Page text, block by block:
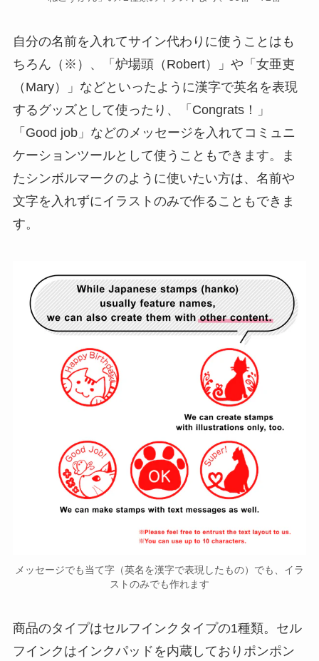
自分の名前を入れてサイン代わりに使うことはも
ちろん（※）、「炉場頭（Robert）」や「女亜吏
（Mary）」などといったように漢字で英名を表現
するグッズとして使ったり、「Congrats！」
「Good job」などのメッセージを入れてコミュニ
ケーションツールとして使うこともできます。ま
たシンボルマークのように使いたい方は、名前や
文字を入れずにイラストのみで作ることもできま
す。
メッセージでも当て字（英名を漢字で表現したもの）でも、イラ
ストのみでも作れます
商品のタイプはセルフインクタイプの1種類。セル
フインクはインクパッドを内蔵しておりポンポン